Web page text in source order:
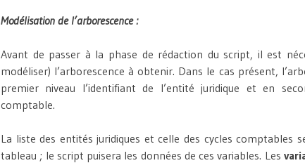
Modélisation de l’arborescence :
Avant de passer à la phase de rédaction du script, il est
modéliser) l’arborescence à obtenir. Dans le cas présent,
premier niveau l’identifiant de l’entité juridique et en
comptable.
La liste des entités juridiques et celle des cycles comptables
tableau ; le script puisera les données de ces variables. Les